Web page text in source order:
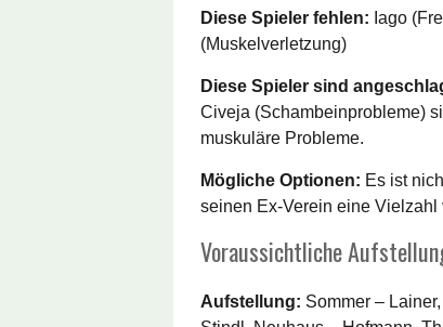
Diese Spieler fehlen: Iago
(Muskelverletzung)
Diese Spieler sind
Civeja (Schambeinprobleme)
muskuläre Probleme.
Mögliche Optionen: Es ist
seinen Ex-Verein eine
Voraussichtliche
Aufstellung: Sommer –